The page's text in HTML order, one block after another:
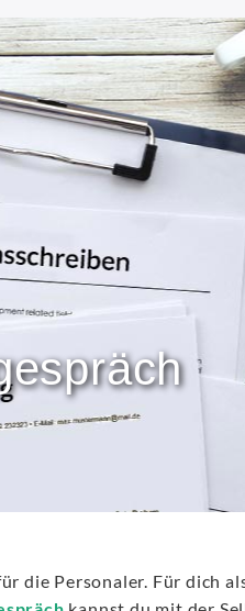
die Personaler. Für dich